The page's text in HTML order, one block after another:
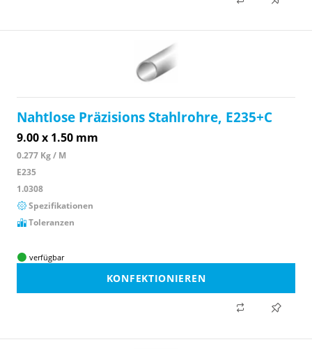
Nahtlose Präzisions Stahlrohre, E235+C
9.00 x 1.50 mm
0.277 Kg / M
E235
1.0308
Spezifikationen
Toleranzen
verfügbar
KONFEKTIONIEREN